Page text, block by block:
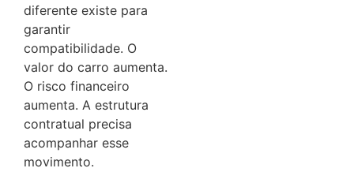
diferente existe para
garantir
compatibilidade. O
valor do carro aumenta.
O risco financeiro
aumenta. A estrutura
contratual precisa
acompanhar esse
movimento.